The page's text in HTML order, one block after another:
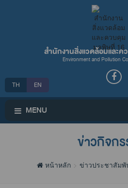
สำนักงานสิ่งแวดล้อมและ
Environment and Pollution
TH EN
MENU
ข่าวกิจก
หน้าหลัก ข่าวประชาสัมพั